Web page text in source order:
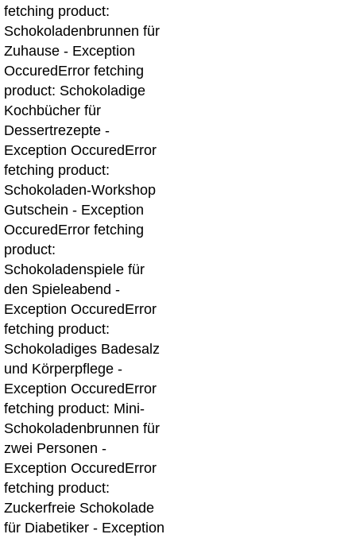
fetching product:
Schokoladenbrunnen für
Zuhause - Exception
OccuredError fetching
product: Schokoladige
Kochbücher für
Dessertrezepte -
Exception OccuredError
fetching product:
Schokoladen-Workshop
Gutschein - Exception
OccuredError fetching
product:
Schokoladenspiele für
den Spieleabend -
Exception OccuredError
fetching product:
Schokoladiges Badesalz
und Körperpflege -
Exception OccuredError
fetching product: Mini-
Schokoladenbrunnen für
zwei Personen -
Exception OccuredError
fetching product:
Zuckerfreie Schokolade
für Diabetiker - Exception